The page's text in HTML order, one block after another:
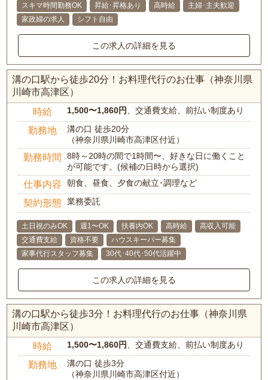
スキマ時間勤務OK 昇給･昇格あり 高時給
主婦･主夫歓迎
家政婦の求人
シフト自由
この求人の詳細を見る
溝の口駅から徒歩20分！お料理代行のお仕事（神奈川県
川崎市高津区）
時給 1,500〜1,860円、交通費支給、前払い制度あり
勤務地
溝の口 徒歩20分
（神奈川県川崎市高津区付近）
勤務時間
8時～20時の間で1時間〜、好きな日に働くこと
が可能です。(候補の日時から選択)
仕事内容 朝食、昼食、夕食の献立･調理など
契約形態 業務委託
土日祝のみOK 週1〜OK 扶養内OK 高時給
高収入可能
交通費支給
資格不要
ハウスキーパー募集
家事代行スタッフ募集
30代･40代･50代活躍中
この求人の詳細を見る
溝の口駅から徒歩3分！お料理代行のお仕事（神奈川県
川崎市高津区）
時給 1,500〜1,860円、交通費支給、前払い制度あり
勤務地
溝の口 徒歩3分
（神奈川県川崎市高津区付近）